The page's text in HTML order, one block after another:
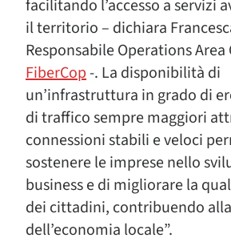
facilitando l’accesso a servizi
il territorio – dichiara
Responsabile Operations
FiberCop-. La disponibilità di
un’infrastruttura in grado di
di traffico sempre maggiori
connessioni stabili e veloci
sostenere le imprese nello
business e di migliorare la
dei cittadini, contribuendo
dell’economia locale”.